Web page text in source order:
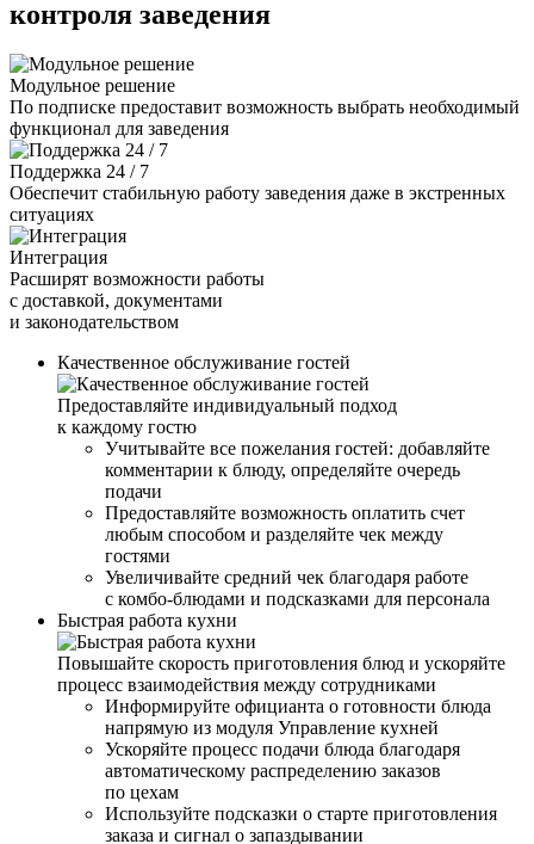
контроля заведения
Модульное решение
По подписке предоставит возможность выбрать необходимый
функционал для заведения
Поддержка 24 / 7
Обеспечит стабильную работу заведения даже в экстренных
ситуациях
Интеграция
Расширят возможности работы
с доставкой, документами
и законодательством
Качественное обслуживание гостей
Предоставляйте индивидуальный подход
к каждому гостю
Учитывайте все пожелания гостей: добавляйте
комментарии к блюду, определяйте очередь
подачи
Предоставляйте возможность оплатить счет
любым способом и разделяйте чек между
гостями
Увеличивайте средний чек благодаря работе
с комбо-блюдами и подсказками для персонала
Быстрая работа кухни
Повышайте скорость приготовления блюд и ускоряйте
процесс взаимодействия между сотрудниками
Информируйте официанта о готовности блюда
напрямую из модуля Управление кухней
Ускоряйте процесс подачи блюда благодаря
автоматическому распределению заказов
по цехам
Используйте подсказки о старте приготовления
заказа и сигнал о запаздывании